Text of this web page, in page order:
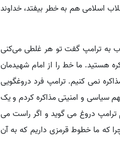
اسلامی هم به خطر بیفتد، خداوند
بهمن ۱۴۰۳ در میدان آزادی خطاب به ترامپ گفت تو هر غلطی می‌کنی
هستید. ما خط را از امام شهیدمان
نمی کنیم. ترامپ فرد دروغگویی
سیاسی و امنیتی مذاکره کردم و یک
ترامپ دروغ می گوید و اگر راست می
که ما خطوط قرمزی داریم که به آن